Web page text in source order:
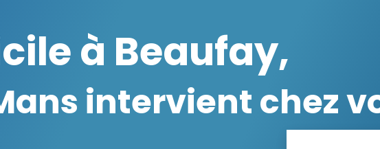
à Beaufay,
intervient chez